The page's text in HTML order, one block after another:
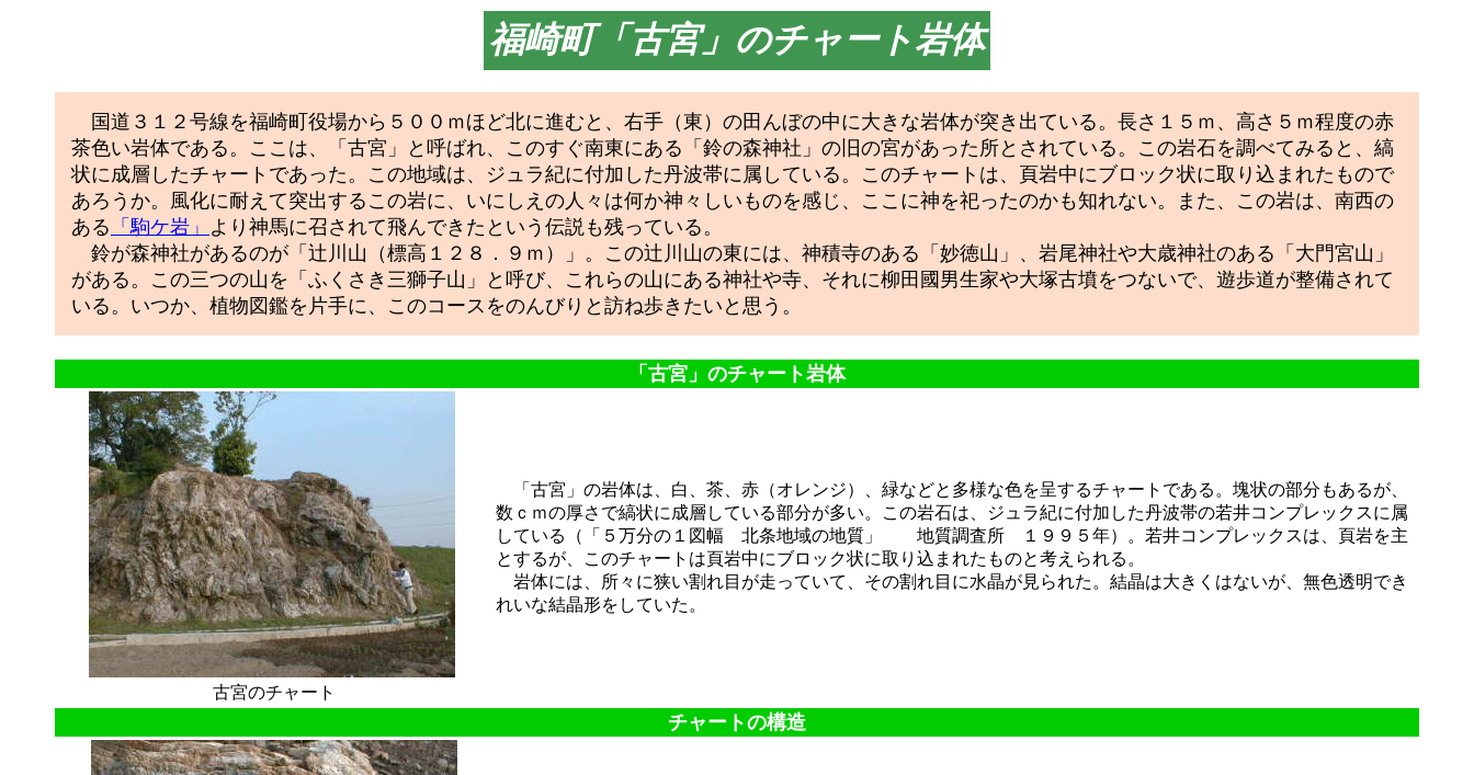
福崎町「古宮」のチャート岩体
国道３１２号線を福崎町役場から５００ｍほど北に進むと、右手（東）の田んぼの中に大きな岩体が突き出ている。長さ１５ｍ、高さ５ｍ程度の赤
茶色い岩体である。ここは、「古宮」と呼ばれ、このすぐ南東にある「鈴の森神社」の旧の宮があった所とされている。この岩石を調べてみると、縞
状に成層したチャートであった。この地域は、ジュラ紀に付加した丹波帯に属している。このチャートは、頁岩中にブロック状に取り込まれたもので
あろうか。風化に耐えて突出するこの岩に、いにしえの人々は何か神々しいものを感じ、ここに神を祀ったのかも知れない。また、この岩は、南西の
ある 「駒ケ岩」 より神馬に召されて飛んできたという伝説も残っている。
鈴が森神社があるのが「辻川山（標高１２８．９ｍ）」。この辻川山の東には、神積寺のある「妙徳山」、岩尾神社や大歳神社のある「大門宮山」
がある。この三つの山を「ふくさき三獅子山」と呼び、これらの山にある神社や寺、それに柳田國男生家や大塚古墳をつないで、遊歩道が整備されて
いる。いつか、植物図鑑を片手に、このコースをのんびりと訪ね歩きたいと思う。
「古宮」のチャート岩体
「古宮」の岩体は、白、茶、赤（オレンジ）、緑などと多様な色を呈するチャートである。塊状の部分もあるが、
数ｃｍの厚さで縞状に成層している部分が多い。この岩石は、ジュラ紀に付加した丹波帯の若井コンプレックスに属
している（「５万分の１図幅 北条地域の地質」 地質調査所 １９９５年）。若井コンプレックスは、頁岩を主
とするが、このチャートは頁岩中にブロック状に取り込まれたものと考えられる。
岩体には、所々に狭い割れ目が走っていて、その割れ目に水晶が見られた。結晶は大きくはないが、無色透明でき
れいな結晶形をしていた。
古宮のチャート
チャートの構造